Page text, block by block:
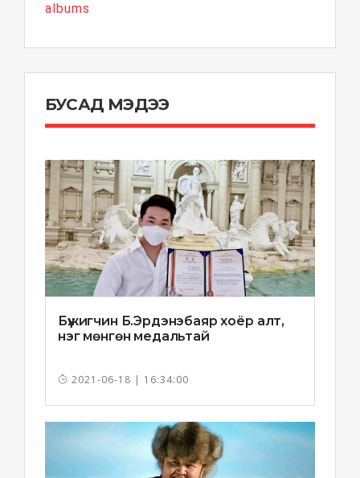
albums
БУСАД МЭДЭЭ
Бүжигчин Б.Эрдэнэбаяр хоёр алт,
нэг мөнгөн медальтай
2021-06-18 | 16:34:00